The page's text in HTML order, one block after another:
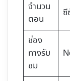
จำนวน
ตอน
ซี
ช่อง
ทางรับ
ชม